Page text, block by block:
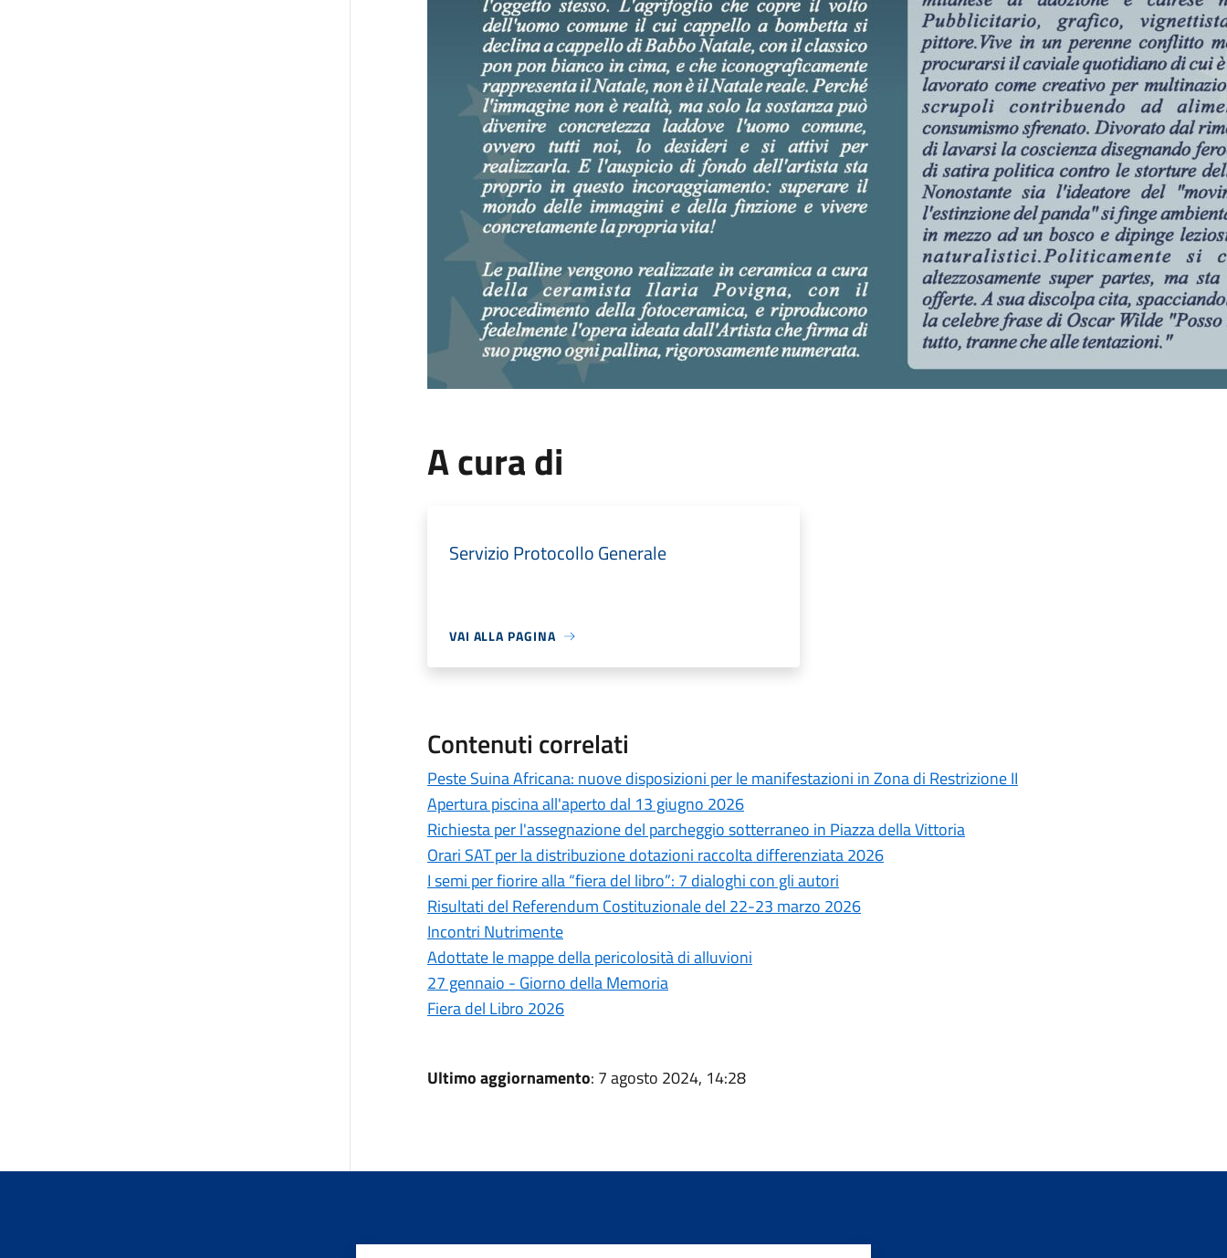
A cura di
Servizio Protocollo Generale
VAI ALLA PAGINA
Contenuti correlati
Peste Suina Africana: nuove disposizioni per le manifestazioni in Zona di Restrizione II
Apertura piscina all'aperto dal 13 giugno 2026
Richiesta per l'assegnazione del parcheggio sotterraneo in Piazza della Vittoria
Orari SAT per la distribuzione dotazioni raccolta differenziata 2026
I semi per fiorire alla “fiera del libro”: 7 dialoghi con gli autori
Risultati del Referendum Costituzionale del 22-23 marzo 2026
Incontri Nutrimente
Adottate le mappe della pericolosità di alluvioni
27 gennaio - Giorno della Memoria
Fiera del Libro 2026
Ultimo aggiornamento: 7 agosto 2024, 14:28